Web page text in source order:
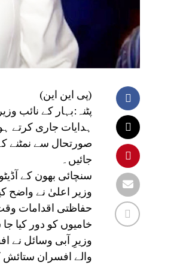
(پی این این)
پٹنہ:بہار کے نائب
ہدایات جاری
صورتحال سے نمٹنے
جائیں۔
سنچائی بھون کے
وزیر اعلیٰ نے واضح
حفاظتی اقدامات
خامیوں کو دور کیا
وزیرِ آبی وسائل نے
والے افسران